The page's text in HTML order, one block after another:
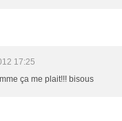
17:25
ça me plait!!! bisous